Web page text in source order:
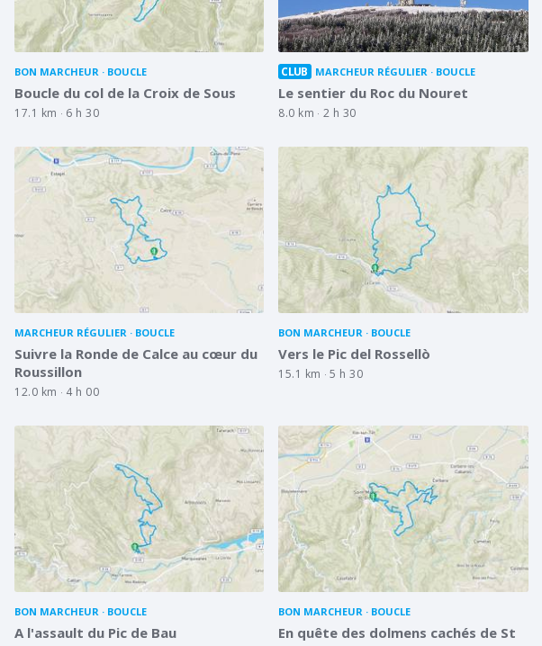
BON MARCHEUR BOUCLE
Boucle du col de la Croix de Sous
17.1 km 6 h 30
CLUB MARCHEUR RÉGULIER BOUCLE
Le sentier du Roc du Nouret
8.0 km 2 h 30
MARCHEUR RÉGULIER BOUCLE
Suivre la Ronde de Calce au cœur du
Roussillon
12.0 km 4 h 00
BON MARCHEUR BOUCLE
Vers le Pic del Rossellò
15.1 km 5 h 30
BON MARCHEUR BOUCLE
A l'assault du Pic de Bau
BON MARCHEUR BOUCLE
En quête des dolmens cachés de St